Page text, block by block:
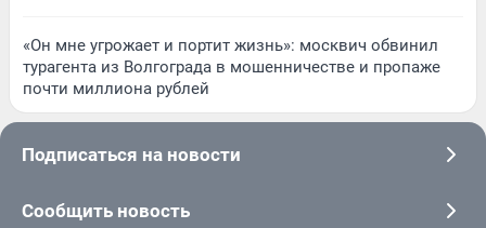
«Он мне угрожает и портит жизнь»: москвич обвинил
турагента из Волгограда в мошенничестве и пропаже
почти миллиона рублей
Подписаться на новости
Сообщить новость